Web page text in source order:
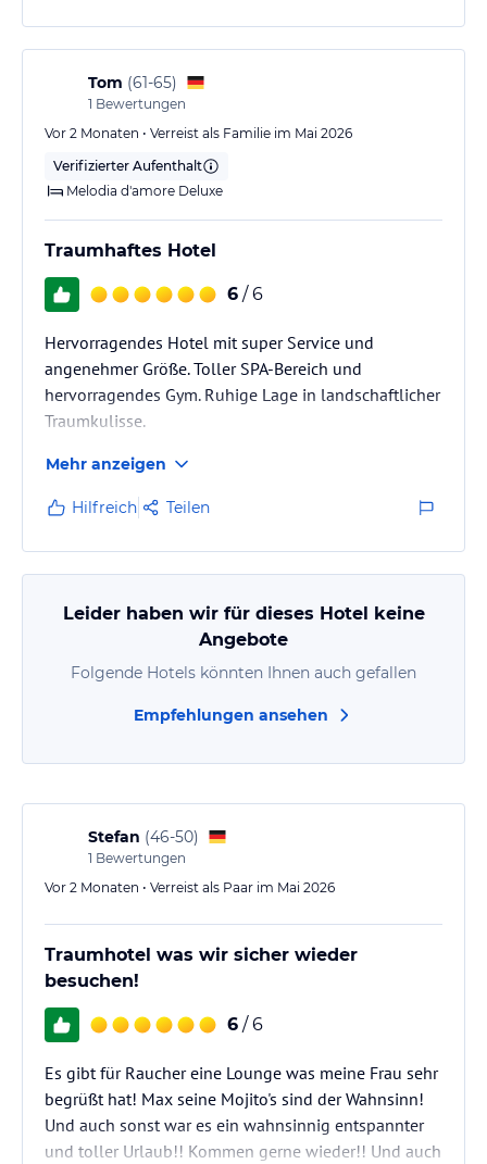
Tom (61-65)
1 Bewertungen
Vor 2 Monaten • Verreist als Familie im Mai 2026
Verifizierter Aufenthalt
Melodia d'amore Deluxe
Traumhaftes Hotel
6 / 6
Hervorragendes Hotel mit super Service und
angenehmer Größe. Toller SPA-Bereich und
hervorragendes Gym. Ruhige Lage in landschaftlicher
Traumkulisse.
Mehr anzeigen
Hilfreich Teilen
Leider haben wir für dieses Hotel keine
Angebote
Folgende Hotels könnten Ihnen auch gefallen
Empfehlungen ansehen
Stefan (46-50)
1 Bewertungen
Vor 2 Monaten • Verreist als Paar im Mai 2026
Traumhotel was wir sicher wieder
besuchen!
6 / 6
Es gibt für Raucher eine Lounge was meine Frau sehr
begrüßt hat! Max seine Mojito's sind der Wahnsinn!
Und auch sonst war es ein wahnsinnig entspannter
und toller Urlaub!! Kommen gerne wieder!! Und auch